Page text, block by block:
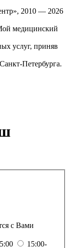
2010 — 2026
медицинский
услуг, приняв
Петербурга.
с Вами
15:00-